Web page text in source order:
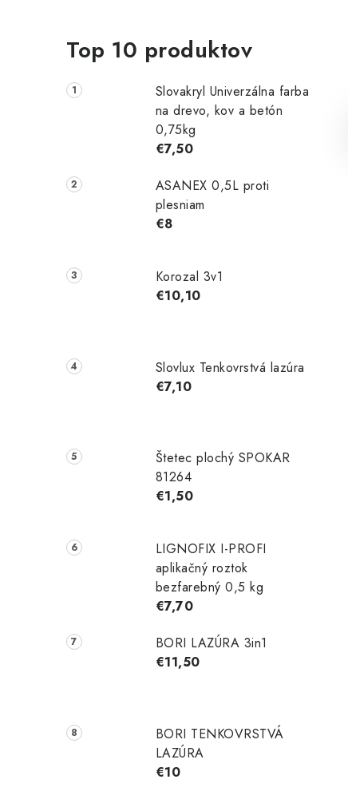
Top 10 produktov
Slovakryl Univerzálna farba
na drevo, kov a betón
0,75kg
€7,50
ASANEX 0,5L proti
plesniam
€8
Korozal 3v1
€10,10
Slovlux Tenkovrstvá lazúra
€7,10
Štetec plochý SPOKAR
81264
€1,50
LIGNOFIX I-PROFI
aplikačný roztok
bezfarebný 0,5 kg
€7,70
BORI LAZÚRA 3in1
€11,50
BORI TENKOVRSTVÁ
LAZÚRA
€10